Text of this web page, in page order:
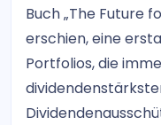
Buch „The Future
erschien, eine
Portfolios, die